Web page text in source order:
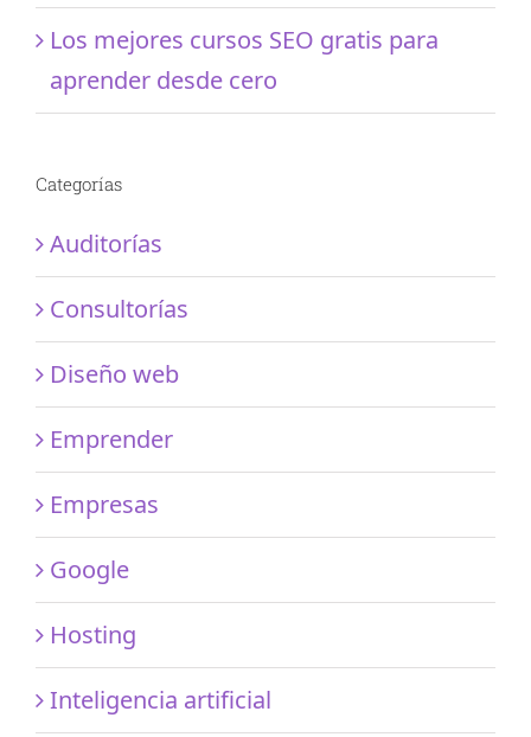
Los mejores cursos SEO gratis para
aprender desde cero
Categorías
Auditorías
Consultorías
Diseño web
Emprender
Empresas
Google
Hosting
Inteligencia artificial